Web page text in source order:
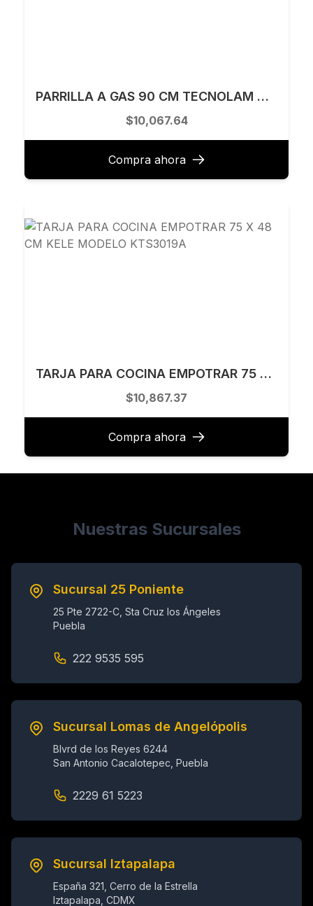
PARRILLA A GAS 90 CM TECNOLAM MODELO VETRO915.NE
$10,067.64
Compra ahora
TARJA PARA COCINA EMPOTRAR 75 X 48 CM KELE MODELO KTS3019A
$10,867.37
Compra ahora
Nuestras Sucursales
Sucursal 25 Poniente
25 Pte 2722-C, Sta Cruz los Ángeles
Puebla
222 9535 595
Sucursal Lomas de Angelópolis
Blvrd de los Reyes 6244
San Antonio Cacalotepec, Puebla
2229 61 5223
Sucursal Iztapalapa
España 321, Cerro de la Estrella
Iztapalapa, CDMX